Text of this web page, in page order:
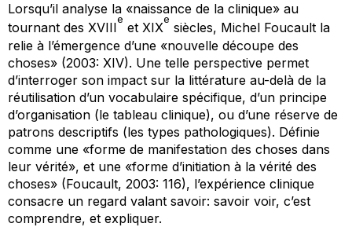
Lorsqu’il analyse la «naissance de la clinique» au
tournant des XVIII
e
et XIX
e
siècles, Michel Foucault la
relie à l’émergence d’une «nouvelle découpe des
choses» (2003: XIV). Une telle perspective permet
d’interroger son impact sur la littérature au-delà de la
réutilisation d’un vocabulaire spécifique, d’un principe
d’organisation (le tableau clinique), ou d’une réserve de
patrons descriptifs (les types pathologiques). Définie
comme une «forme de manifestation des choses dans
leur vérité», et une «forme d’initiation à la vérité des
choses» (Foucault, 2003: 116), l’expérience clinique
consacre un regard valant savoir: savoir voir, c’est
comprendre, et expliquer.